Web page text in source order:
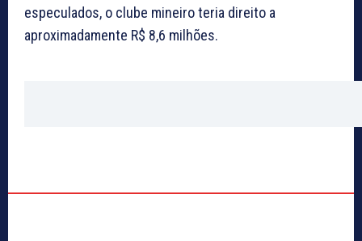
especulados, o clube mineiro teria direito a
aproximadamente R$ 8,6 milhões.